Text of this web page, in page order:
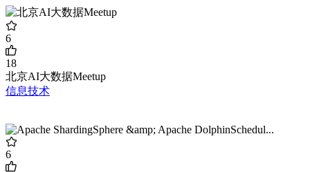
6
18
北京AI大数据Meetup
信息技术
6